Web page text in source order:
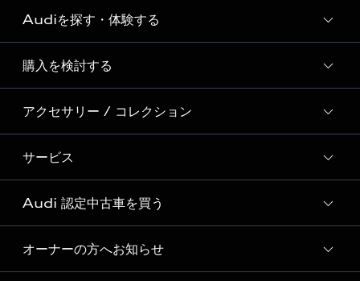
Audi ブランド
Story of Progress
Audi Sport
Formula 1®
デジタルサービス
Audiを探す・体験する
ディーラー検索
新車在庫検索
試乗車・展示車検索
見積り依頼
試乗予約
購入を検討する
モデル一覧
特別仕様モデル / 限定モデル
e-tronラインアップ
価格シミュレーション
車両比較
アクセサリー / コレクション
純正アクセサリー
オンラインショップ
Audi collection
アウディナビアプリ
サービス
サービス入庫予約
サービスプログラム
メンテナンス
Audi 認定中古車を買う
Audi認定中古車
オーナーの方へお知らせ